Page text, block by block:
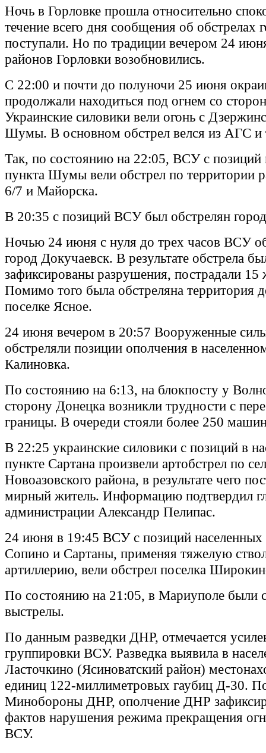
Ночь в Горловке прошла относительно
течение всего дня сообщения об обстрелах
поступали. Но по традиции вечером 24
районов Горловки возобновились.
С 22:00 и почти до полуночи 25 июня
продолжали находиться под огнем со
Украинские силовики вели огонь с
Шумы. В основном обстрел велся из АГС и
Так, по состоянию на 22:05, ВСУ с позиций
пункта Шумы вели обстрел по территории
6/7 и Майорска.
В 20:35 с позиций ВСУ был обстрелян
Ночью 24 июня с нуля до трех часов ВСУ
город Докучаевск. В результате обстрела
зафиксированы разрушения, пострадали
Помимо того была обстреляна территория
поселке Ясное.
24 июня вечером в 20:57 Вооруженные
обстреляли позиции ополчения в
Калиновка.
По состоянию на 6:13, на блокпосту у
сторону Донецка возникли трудности с
границы. В очереди стояли более 250
В 22:25 украинские силовики с позиций в
пункте Сартана произвели артобстрел по
Новоазовского района, в результате чего
мирный житель. Информацию подтвердил
администрации Александр Пелипас.
24 июня в 19:45 ВСУ с позиций населенных
Сопино и Сартаны, применяя тяжелую
артиллерию, вели обстрел поселка
По состоянию на 21:05, в Мариуполе были
выстрелы.
По данным разведки ДНР, отмечается
группировки ВСУ. Разведка выявила в
Ласточкино (Ясиноватский район)
единиц 122-миллиметровых гаубиц Д-30.
Минобороны ДНР, ополчение ДНР
фактов нарушения режима прекращения
ВСУ.